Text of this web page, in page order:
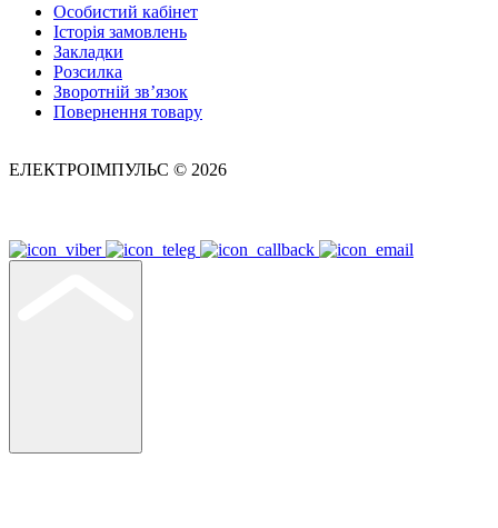
Особистий кабінет
Історія замовлень
Закладки
Розсилка
Зворотній зв’язок
Повернення товару
ЕЛЕКТРОІМПУЛЬС © 2026